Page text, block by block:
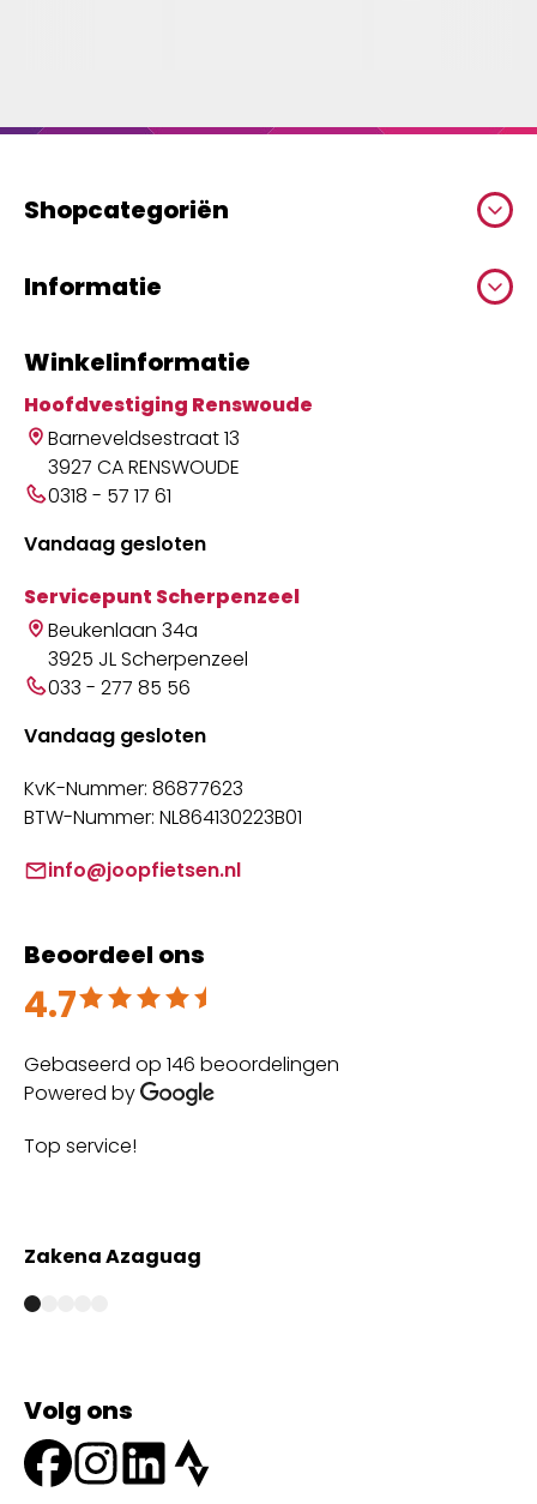
Shopcategoriën
Informatie
Winkelinformatie
Hoofdvestiging Renswoude
Barneveldsestraat 13
3927 CA RENSWOUDE
0318 - 57 17 61
Vandaag gesloten
Servicepunt Scherpenzeel
Beukenlaan 34a
3925 JL Scherpenzeel
033 - 277 85 56
Vandaag gesloten
KvK-Nummer: 86877623
BTW-Nummer: NL864130223B01
info@joopfietsen.nl
Beoordeel ons
4.7
Beoordeeld met 4.7 uit 5
Gebaseerd op 146 beoordelingen
Powered by
Top service!
Zakena Azaguag
Volg ons